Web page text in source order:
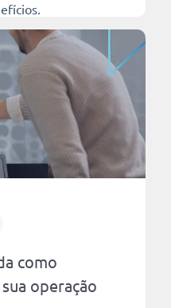
Ler mais
como
operação